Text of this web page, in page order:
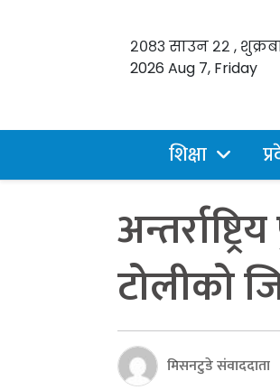
२०८३ साउन २२ ,
2026 Aug 7, Friday
शिक्षा
टोलीको
मिसनटुडे संवाददाता